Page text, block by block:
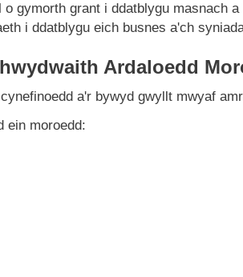
gymorth grant i ddatblygu masnach
i ddatblygu eich busnes a'ch
Ardaloedd
a'r bywyd gwyllt mwyaf
ein moroedd: